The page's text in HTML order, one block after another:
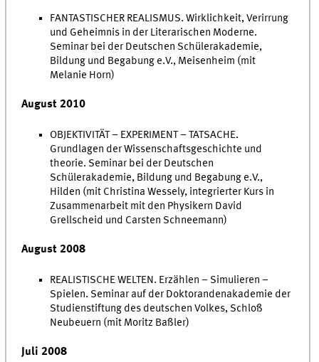
FANTASTISCHER REALISMUS. Wirklichkeit, Verirrung
und Geheimnis in der Literarischen Moderne.
Seminar bei der Deutschen Schülerakademie,
Bildung und Begabung e.V., Meisenheim (mit
Melanie Horn)
August 2010
OBJEKTIVITÄT – EXPERIMENT – TATSACHE.
Grundlagen der Wissenschaftsgeschichte und
theorie. Seminar bei der Deutschen
Schülerakademie, Bildung und Begabung e.V.,
Hilden (mit Christina Wessely, integrierter Kurs in
Zusammenarbeit mit den Physikern David
Grellscheid und Carsten Schneemann)
August 2008
REALISTISCHE WELTEN. Erzählen – Simulieren –
Spielen. Seminar auf der Doktorandenakademie der
Studienstiftung des deutschen Volkes, Schloß
Neubeuern (mit Moritz Baßler)
Juli 2008